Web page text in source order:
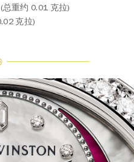
重约 0.01 克拉)
克拉)